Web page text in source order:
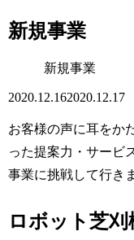
新規事業
新規事業
2020.12.162020.12.17
お客様の声に耳をか
った提案力・サービ
事業に挑戦して行き
ロボット芝刈